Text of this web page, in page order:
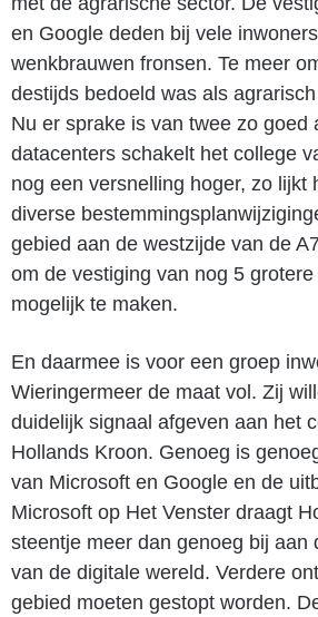
en Google deden bij vele
wenkbrauwen fronsen. Te meer
destijds bedoeld was als
Nu er sprake is van twee zo goed
datacenters schakelt het college
nog een versnelling hoger, zo lijkt
diverse
gebied aan de westzijde van de
om de vestiging van nog 5
mogelijk te maken.
En daarmee is voor een groep
Wieringermeer de maat vol. Zij
duidelijk signaal afgeven aan het
Hollands Kroon. Genoeg is
van Microsoft en Google en de
Microsoft op Het Venster draagt
steentje meer dan genoeg bij aan
van de digitale wereld. Verdere
gebied moeten gestopt worden.